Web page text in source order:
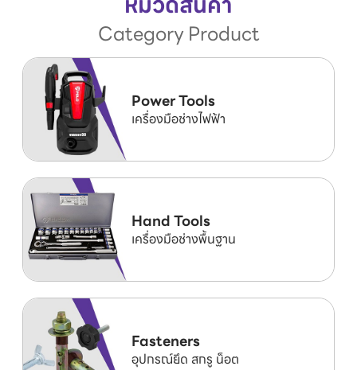
Category Product
Power Tools
เครื่องมือช่างไฟฟ้า
Hand Tools
เครื่องมือช่างพื้นฐาน
Fasteners
อุปกรณ์ยึด สกรู น็อต